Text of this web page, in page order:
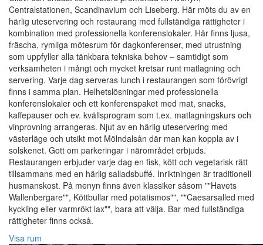
Centralstationen, Scandinavium och Liseberg. Här möts du av en
härlig uteservering och restaurang med fullständiga rättigheter i
kombination med professionella konferenslokaler. Här finns ljusa,
fräscha, rymliga mötesrum för dagkonferenser, med utrustning
som uppfyller alla tänkbara tekniska behov – samtidigt som
verksamheten i mångt och mycket kretsar runt matlagning och
servering. Varje dag serveras lunch i restaurangen som förövrigt
finns i samma plan. Helhetslösningar med professionella
konferenslokaler och ett konferenspaket med mat, snacks,
kaffepauser och ev. kvällsprogram som t.ex. matlagningskurs och
vinprovning arrangeras. Njut av en härlig uteservering med
västerläge och utsikt mot Mölndalsån där man kan koppla av i
solskenet. Gott om parkeringar i närområdet erbjuds.
Restaurangen erbjuder varje dag en fisk, kött och vegetarisk rätt
tillsammans med en härlig salladsbuffé. Inriktningen är traditionell
husmanskost. På menyn finns även klassiker såsom ""Havets
Wallenbergare"", Köttbullar med potatismos"", ""Caesarsalled med
kyckling eller varmrökt lax"", bara att välja. Bar med fullständiga
rättigheter finns också.
Visa rum